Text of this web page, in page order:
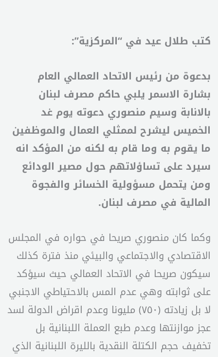
كتب طلال عيد في “المركزية”:
بدعوة من رئيس الاتحاد العمالي العام
بشارة الاسمر يلبي حاكم مصرف لبنان
بالانابة وسيم منصوري دعوته يوم غد
الخميس ليشرح لممثلي العمال والموظفين
ما يقوم به وما قام به لكنه من المؤكد انه
سيرد على تساؤلاتهم حول مصير الودائع
ومن يتحمل مسؤولية الخسائر والفجوة
المالية في مصرف لبنان.
وكما كان منصوري صريحا في حواره في المجلس
الاقتصادي والاجتماعي والبيئي منذ فترة كذلك
سيكون صريحا في الاتحاد العمالي حيث سيؤكد
على ثوابته وهي عدم المس بالاحتياطي الاجنبي
لا بل زيادته (٧٥٠) مليونا وعدم اقراض الدولة لسد
عجز موازنتها وعدم طبع العملة اللبنانية بل
تخفيف حجم الكتلة النقدية بالليرة اللبنانية الذي